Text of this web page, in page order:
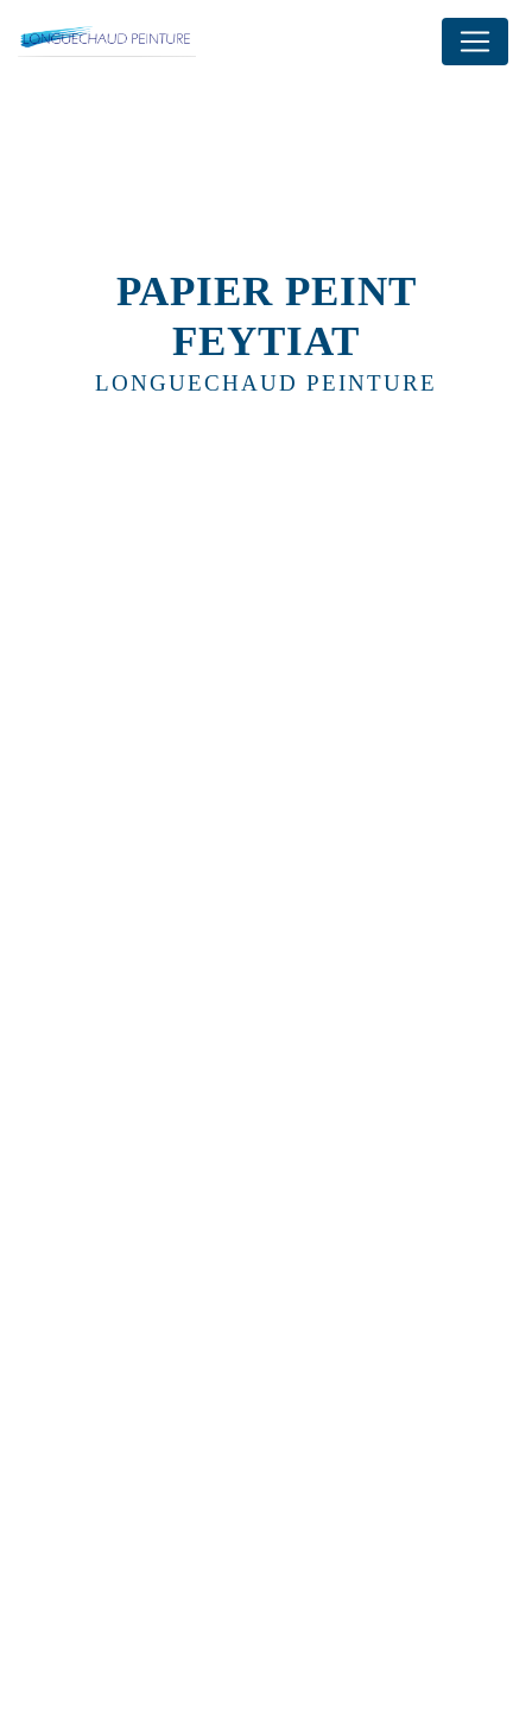
PAPIER PEINT
FEYTIAT
LONGUECHAUD PEINTURE